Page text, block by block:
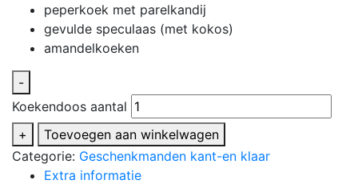
peperkoek met parelkandij
gevulde speculaas (met kokos)
amandelkoeken
-
Koekendoos aantal
+
Toevoegen aan winkelwagen
Categorie: Geschenkmanden kant-en klaar
Extra informatie